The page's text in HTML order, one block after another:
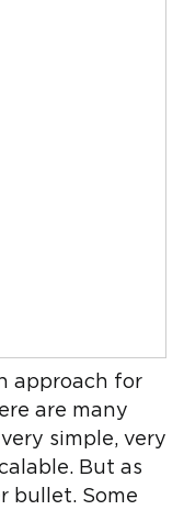
approach for
are many
simple, very
But as
bullet. Some